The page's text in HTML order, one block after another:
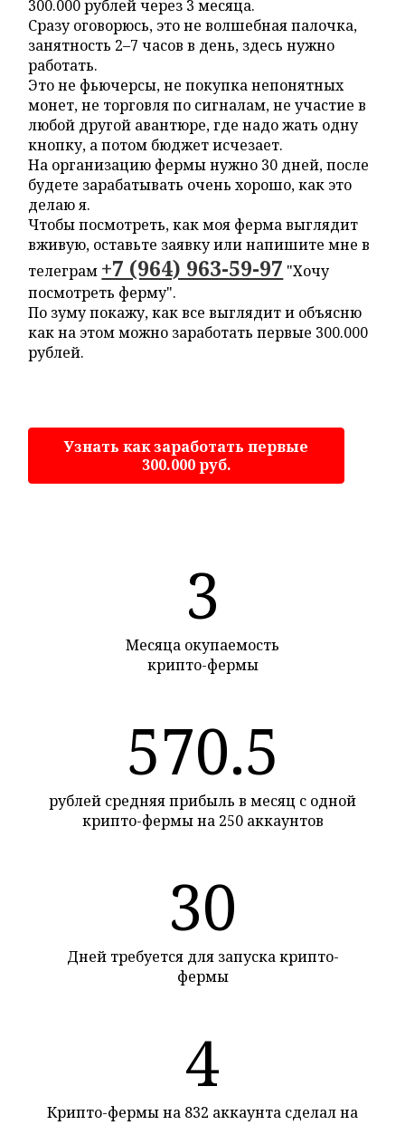
300.000 рублей через 3 месяца.
Сразу оговорюсь, это не волшебная палочка,
занятность 2–7 часов в день, здесь нужно
работать.
Это не фьючерсы, не покупка непонятных
монет, не торговля по сигналам, не участие в
любой другой авантюре, где надо жать одну
кнопку, а потом бюджет исчезает.
На организацию фермы нужно 30 дней, после
будете зарабатывать очень хорошо, как это
делаю я.
Чтобы посмотреть, как моя ферма выглядит
вживую, оставьте заявку или напишите мне в
телеграм +7 (964) 963-59-97 "Хочу
посмотреть ферму".
По зуму покажу, как все выглядит и объясню
как на этом можно заработать первые 300.000
рублей.
Узнать как заработать первые
300.000 руб.
3
Месяца окупаемость
крипто-фермы
570.5
рублей средняя прибыль в месяц с одной
крипто-фермы на 250 аккаунтов
30
Дней требуется для запуска крипто-
фермы
4
Крипто-фермы на 832 аккаунта сделал на